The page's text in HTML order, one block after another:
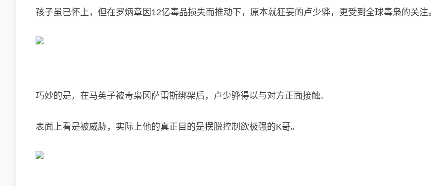
孩子虽已怀上，但在罗炳章因12亿毒品损失而推动下，原本就狂妄的卢少骅，更受到全球毒枭的关注。
巧妙的是，在马英子被毒枭冈萨雷斯绑架后，卢少骅得以与对方正面接触。
表面上看是被威胁，实际上他的真正目的是摆脱控制欲极强的K哥。